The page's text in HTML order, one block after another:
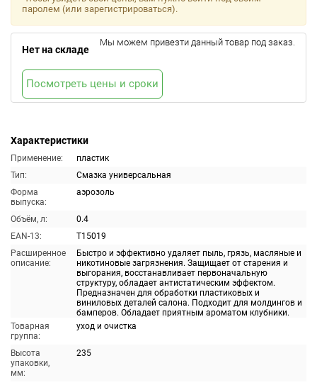
Характеристики
Применение:
пластик
Тип:
Смазка универсальная
Форма
выпуска:
аэрозоль
Объём, л:
0.4
EAN-13:
T15019
Расширенное
описание:
Быстро и эффективно удаляет пыль, грязь, масляные и
никотиновые загрязнения. Защищает от старения и
выгорания, восстанавливает первоначальную
структуру, обладает антистатическим эффектом.
Предназначен для обработки пластиковых и
виниловых деталей салона. Подходит для молдингов и
бамперов. Обладает приятным ароматом клубники.
Товарная
группа:
уход и очистка
Высота
упаковки,
мм:
235
паролем (или зарегистрироваться).
Нет на складе
Мы можем привезти данный товар под заказ.
Посмотреть цены и сроки